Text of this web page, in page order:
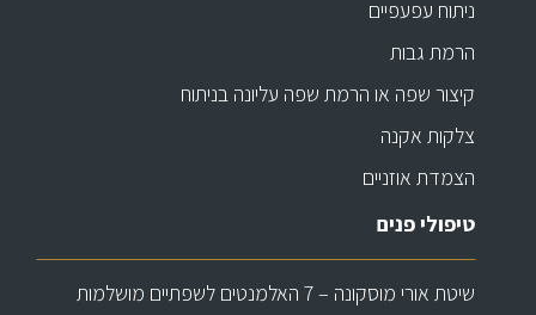
ניתוח עפעפיים
הרמת גבות
קיצור שפה או הרמת שפה עליונה בניתוח
צלקות אקנה
הצמדת אוזניים
טיפולי פנים
שיטת אורי מוסקונה – 7 האלמנטים לשפתיים מושלמות